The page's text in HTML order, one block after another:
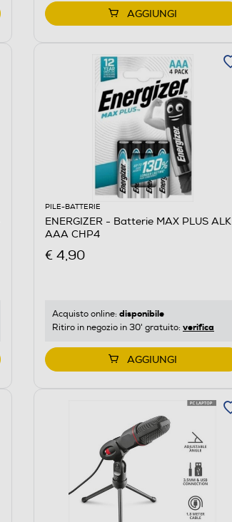
AGGIUNGI
PILE-BATTERIE
ENERGIZER - Batterie MAX PLUS ALK
AAA CHP4
€ 4,90
Acquisto online: disponibile
Ritiro in negozio in 30' gratuito: verifica
AGGIUNGI